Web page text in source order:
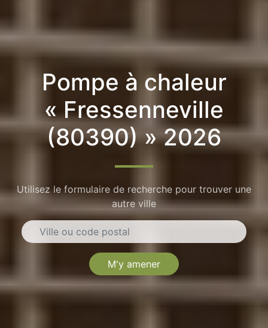
Pompe à chaleur
« Fressenneville
(80390) » 2026
Utilisez le formulaire de recherche pour trouver une
autre ville
M'y amener